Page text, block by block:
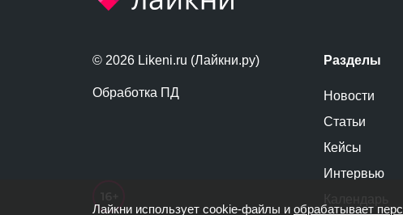
© 2026 Likeni.ru (Лайкни.ру)
Обработка ПД
Разделы
Новости
Статьи
Кейсы
Интервью
Лайкни использует cookie-файлы и обрабатывает